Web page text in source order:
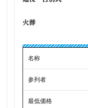
火葬
名称
参列者
最低価格